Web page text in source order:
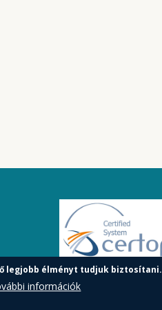
legjobb élményt tudjuk biztosítani.
információk